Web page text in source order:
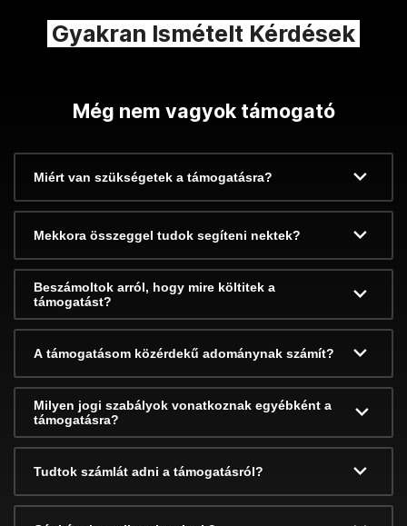
Gyakran Ismételt Kérdések
Még nem vagyok támogató
Miért van szükségetek a támogatásra?
Mekkora összeggel tudok segíteni nektek?
Beszámoltok arról, hogy mire költitek a
támogatást?
A támogatásom közérdekű adománynak számít?
Milyen jogi szabályok vonatkoznak egyébként a
támogatásra?
Tudtok számlát adni a támogatásról?